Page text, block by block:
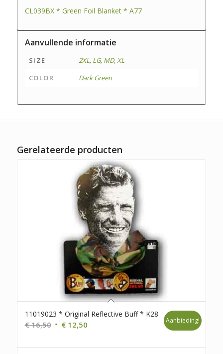
CL039BX * Green Foil Blanket * A77
Aanvullende informatie
SIZE 2XL, LG, MD,XL
COLOR
Dark Green
Gerelateerde producten
11019023 * Original Reflective Buff * K28
€16,50 Oorspronkelijke
was:
€12,50Huidige
is:
Aanbieding!